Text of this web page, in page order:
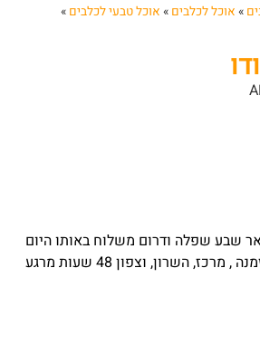
» אוכל לכלבים » אוכל טבעי לכלבים »
שבע שפלה ודרום משלוח באותו היום
או 24 שעות מרגע ההזמנה , מרכז, השרון, וצפון 48 שעות מרגע